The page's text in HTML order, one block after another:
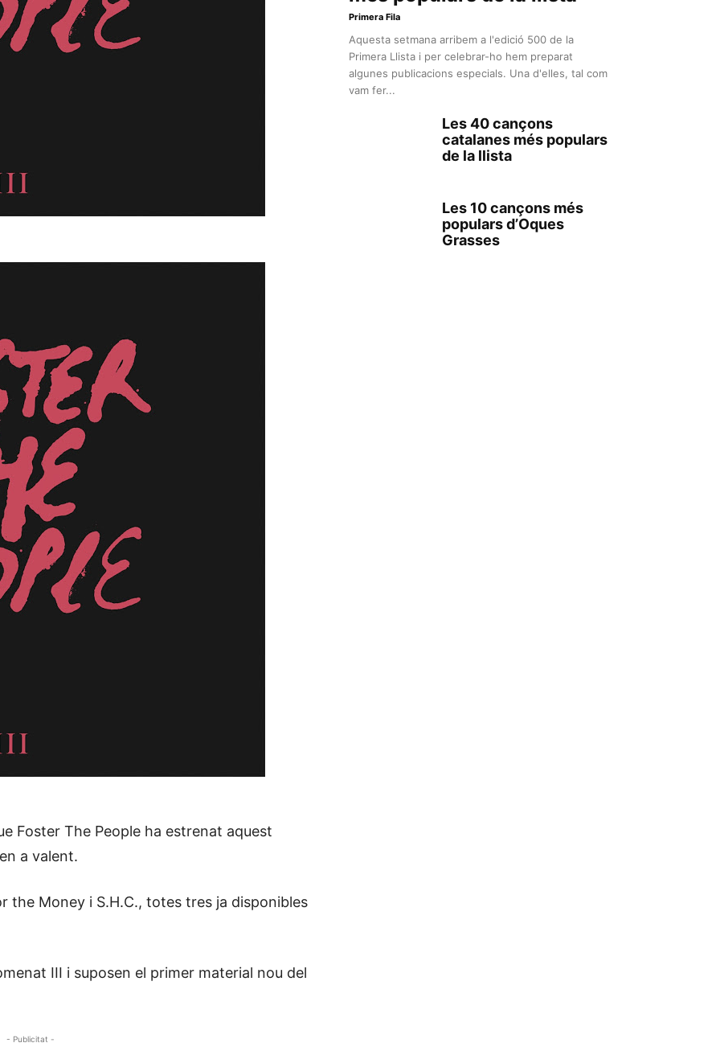
Foster The People ha estrenat aquest
a valent.
the Money i S.H.C., totes tres ja disponibles
III i suposen el primer material nou del
- Publicitat -
Primera Fila
Aquesta setmana arribem a l'edició 500 de la
Primera Llista i per celebrar-ho hem preparat
algunes publicacions especials. Una d'elles, tal com
vam fer...
Les 40 cançons
catalanes més populars
de la llista
Les 10 cançons més
populars d’Oques
Grasses